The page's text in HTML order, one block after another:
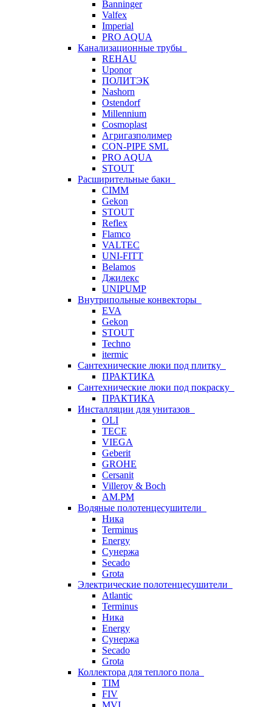
Banninger
Valfex
Imperial
PRO AQUA
Канализационные трубы
REHAU
Uponor
ПОЛИТЭК
Nashorn
Ostendorf
Millennium
Cosmoplast
Агригазполимер
CON-PIPE SML
PRO AQUA
STOUT
Расширительные баки
CIMM
Gekon
STOUT
Reflex
Flamco
VALTEC
UNI-FITT
Belamos
Джилекс
UNIPUMP
Внутрипольные конвекторы
EVA
Gekon
STOUT
Techno
itermic
Сантехнические люки под плитку
ПРАКТИКА
Сантехнические люки под покраску
ПРАКТИКА
Инсталляции для унитазов
OLI
TECE
VIEGA
Geberit
GROHE
Cersanit
Villeroy & Boch
AM.PM
Водяные полотенцесушители
Ника
Terminus
Energy
Сунержа
Secado
Grota
Электрические полотенцесушители
Atlantic
Terminus
Ника
Energy
Сунержа
Secado
Grota
Коллектора для теплого пола
TIM
FIV
MVI